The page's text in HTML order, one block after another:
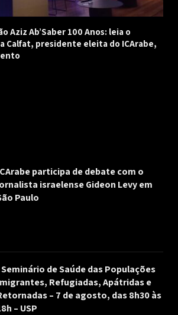
Aziz Ab’Saber 100 Anos: leia o
Calfat, presidente eleita do ICArabe,
participa de debate com o
israelense Gideon Levy em
Paulo
Seminário de Saúde das Populações
Refugiadas, Apátridas e
– 7 de agosto, das 8h30 às
– USP